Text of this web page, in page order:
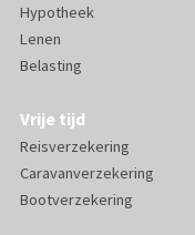
Hypotheek
Lenen
Belasting
Vrije tijd
Reisverzekering
Caravanverzekering
Bootverzekering